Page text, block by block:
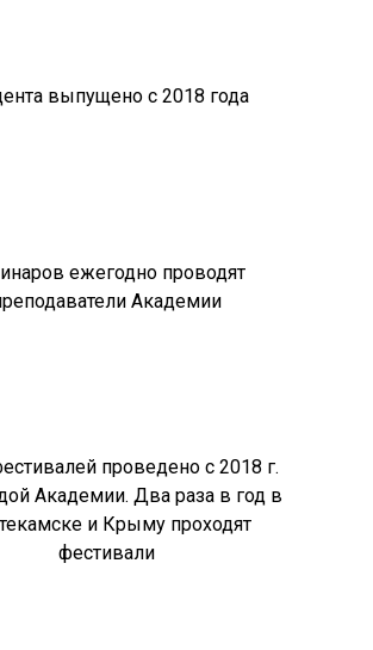
выпущено с 2018 года
ежегодно проводят
Академии
проведено с 2018 г.
Академии. Два раза в год в
и Крыму проходят
фестивали